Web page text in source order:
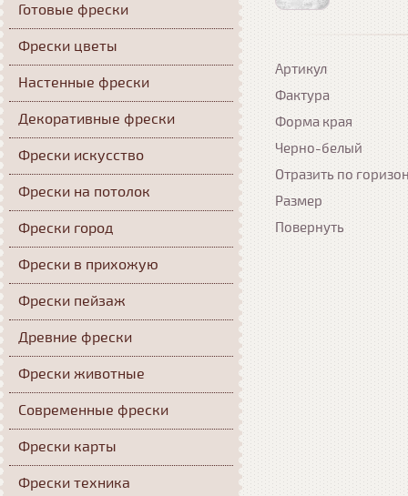
Артикул
Фактура
Форма края
Черно-белый
Отразить по
Размер
Повернуть
Готовые фрески
Фрески цветы
Настенные фрески
Декоративные фрески
Фрески искусство
Фрески на потолок
Фрески город
Фрески в прихожую
Фрески пейзаж
Древние фрески
Фрески животные
Современные фрески
Фрески карты
Фрески техника